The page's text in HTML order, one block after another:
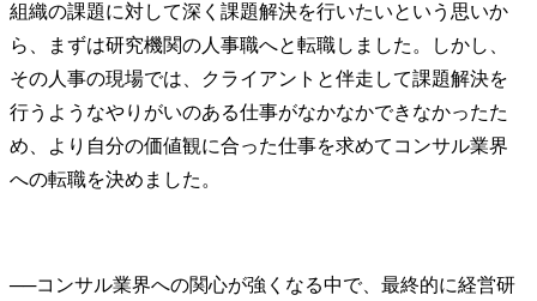
組織の課題に対して深く課題解決を行いたいという思いか
ら、まずは研究機関の人事職へと転職しました。しかし、
その人事の現場では、クライアントと伴走して課題解決を
行うようなやりがいのある仕事がなかなかできなかったた
め、より自分の価値観に合った仕事を求めてコンサル業界
への転職を決めました。
──コンサル業界への関心が強くなる中で、最終的に経営研